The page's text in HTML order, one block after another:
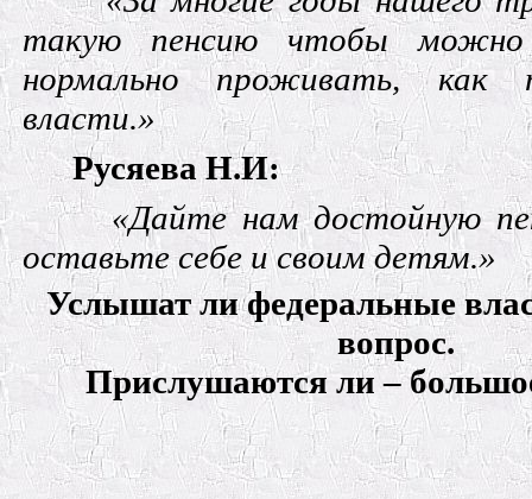
такую пенсию чтобы
нормально проживать, как
власти.»
Русяева Н.И:
«Дайте нам достойную
оставьте себе и своим детям.»
Услышат ли федеральные
вопрос.
Прислушаются ли –